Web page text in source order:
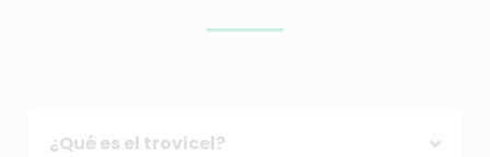
¿Qué es el trovicel?